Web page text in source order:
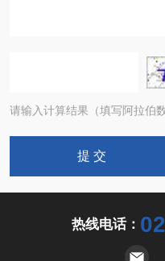
请输入计算结果（填写阿拉伯
热线电话：